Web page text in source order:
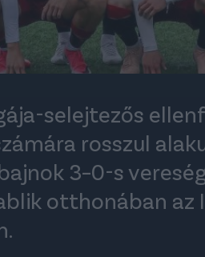
selejtezős
rosszul
3–0-s
otthonában az